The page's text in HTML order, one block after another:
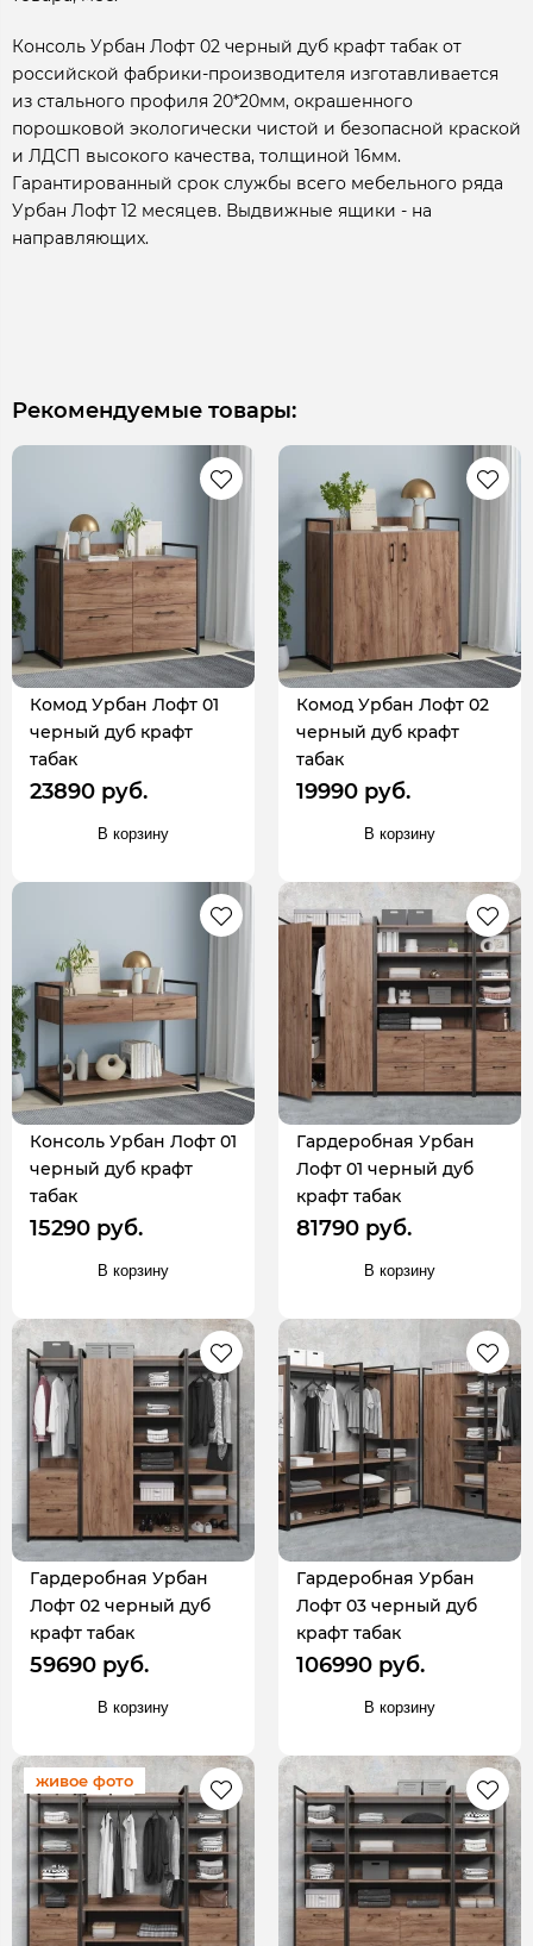
Консоль Урбан Лофт 02 черный дуб крафт табак от
российской фабрики-производителя изготавливается
из стального профиля 20*20мм, окрашенного
порошковой экологически чистой и безопасной краской
и ЛДСП высокого качества, толщиной 16мм.
Гарантированный срок службы всего мебельного ряда
Урбан Лофт 12 месяцев. Выдвижные ящики - на
направляющих.
Рекомендуемые товары:
Комод Урбан Лофт 01
черный дуб крафт
табак
23890 руб.
В корзину
Комод Урбан Лофт 02
черный дуб крафт
табак
19990 руб.
В корзину
Консоль Урбан Лофт 01
черный дуб крафт
табак
15290 руб.
В корзину
Гардеробная Урбан
Лофт 01 черный дуб
крафт табак
81790 руб.
В корзину
Гардеробная Урбан
Лофт 02 черный дуб
крафт табак
59690 руб.
В корзину
Гардеробная Урбан
Лофт 03 черный дуб
крафт табак
106990 руб.
В корзину
живое фото